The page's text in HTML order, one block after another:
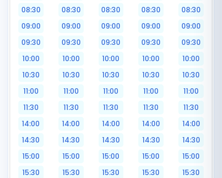
08:30
09:00
09:30
10:00
10:30
11:00
11:30
14:00
14:30
15:00
15:30
08:30
09:00
09:30
10:00
10:30
11:00
11:30
14:00
14:30
15:00
15:30
08:30
09:00
09:30
10:00
10:30
11:00
11:30
14:00
14:30
15:00
15:30
08:30
09:00
09:30
10:00
10:30
11:00
11:30
14:00
14:30
15:00
15:30
08:30
09:00
09:30
10:00
10:30
11:00
11:30
14:00
14:30
15:00
15:30